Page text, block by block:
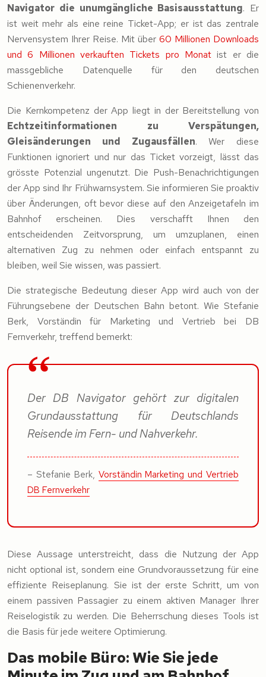
Navigator die unumgängliche Basisausstattung. Er
ist weit mehr als eine reine Ticket-App; er ist das zentrale
Nervensystem Ihrer Reise. Mit über 60 Millionen Downloads
und 6 Millionen verkauften Tickets pro Monat ist er die
massgebliche Datenquelle für den deutschen
Schienenverkehr.
Die Kernkompetenz der App liegt in der Bereitstellung von
Echtzeitinformationen zu Verspätungen,
Gleisänderungen und Zugausfällen. Wer diese
Funktionen ignoriert und nur das Ticket vorzeigt, lässt das
grösste Potenzial ungenutzt. Die Push-Benachrichtigungen
der App sind Ihr Frühwarnsystem. Sie informieren Sie proaktiv
über Änderungen, oft bevor diese auf den Anzeigetafeln im
Bahnhof erscheinen. Dies verschafft Ihnen den
entscheidenden Zeitvorsprung, um umzuplanen, einen
alternativen Zug zu nehmen oder einfach entspannt zu
bleiben, weil Sie wissen, was passiert.
Die strategische Bedeutung dieser App wird auch von der
Führungsebene der Deutschen Bahn betont. Wie Stefanie
Berk, Vorständin für Marketing und Vertrieb bei DB
Fernverkehr, treffend bemerkt:
Der DB Navigator gehört zur digitalen
Grundausstattung für Deutschlands
Reisende im Fern- und Nahverkehr.
– Stefanie Berk, Vorständin Marketing und Vertrieb
DB Fernverkehr
Diese Aussage unterstreicht, dass die Nutzung der App
nicht optional ist, sondern eine Grundvoraussetzung für eine
effiziente Reiseplanung. Sie ist der erste Schritt, um von
einem passiven Passagier zu einem aktiven Manager Ihrer
Reiselogistik zu werden. Die Beherrschung dieses Tools ist
die Basis für jede weitere Optimierung.
Das mobile Büro: Wie Sie jede